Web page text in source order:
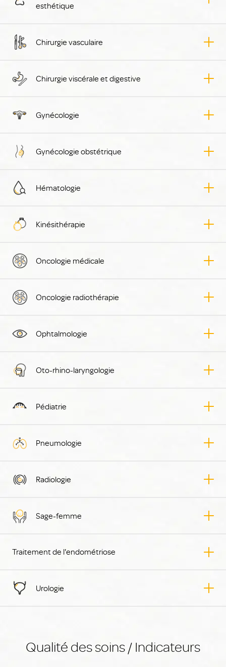
esthétique
Chirurgie vasculaire
Chirurgie viscérale et digestive
Gynécologie
Gynécologie obstétrique
Hématologie
Kinésithérapie
Oncologie médicale
Oncologie radiothérapie
Ophtalmologie
Oto-rhino-laryngologie
Pédiatrie
Pneumologie
Radiologie
Sage-femme
Traitement de l'endométriose
Urologie
Qualité des soins / Indicateurs